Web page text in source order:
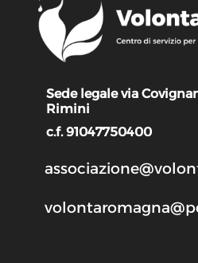
Sede legale via
Rimini
c.f. 91047750400